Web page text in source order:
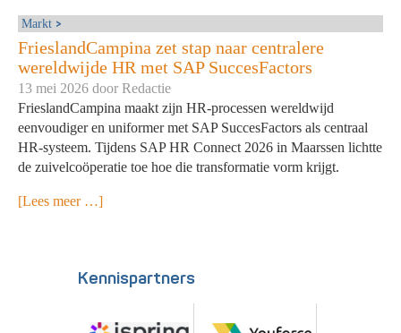
Markt
FrieslandCampina zet stap naar centralere
wereldwijde HR met SAP SuccesFactors
13 mei 2026 doorRedactie
FrieslandCampina maakt zijn HR-processen wereldwijd
eenvoudiger en uniformer met SAP SuccesFactors als centraal
HR-systeem. Tijdens SAP HR Connect 2026 in Maarssen lichtte
de zuivelcoöperatie toe hoe die transformatie vorm krijgt.
[Lees meer …]
Kennispartners